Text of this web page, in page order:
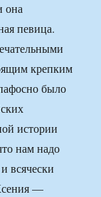
она
певица.
крепким
было
истории
нам надо
всячески
—